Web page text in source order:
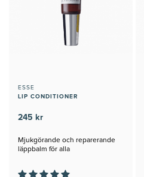
ESSE
LIP CONDITIONER
245 kr
Mjukgörande och reparerande
läppbalm för alla